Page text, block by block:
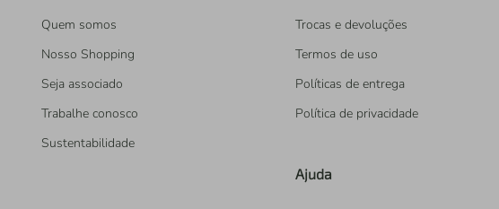
Quem somos
Nosso Shopping
Seja associado
Trabalhe conosco
Sustentabilidade
Trocas e devoluções
Termos de uso
Políticas de entrega
Política de privacidade
Ajuda